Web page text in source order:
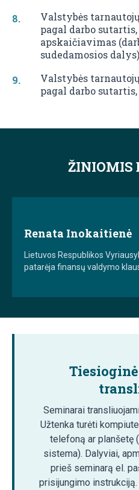
Valstybės
pagal darbo
apskaičiavimas
sudedamosios
Valstybės
pagal darbo
ŽINIOMIS
Renata Inokaitienė
Lietuvos Respublikos
patarėja finansų valdymo
Seminarai
Užtenka turėti
telefoną ar planšetę
sistema). Dalyviai,
prieš seminarą el.
prisijungimo